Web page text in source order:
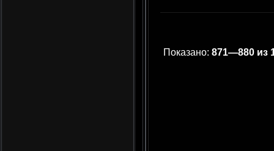
Показано: 871—880 из